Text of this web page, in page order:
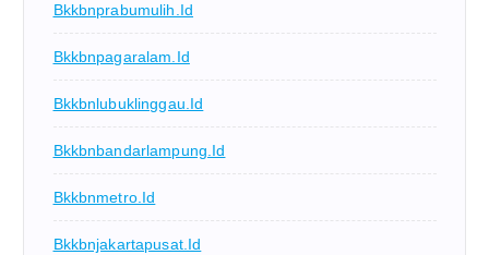
Bkkbnprabumulih.id
Bkkbnpagaralam.id
Bkkbnlubuklinggau.id
Bkkbnbandarlampung.id
Bkkbnmetro.id
Bkkbnjakartapusat.id